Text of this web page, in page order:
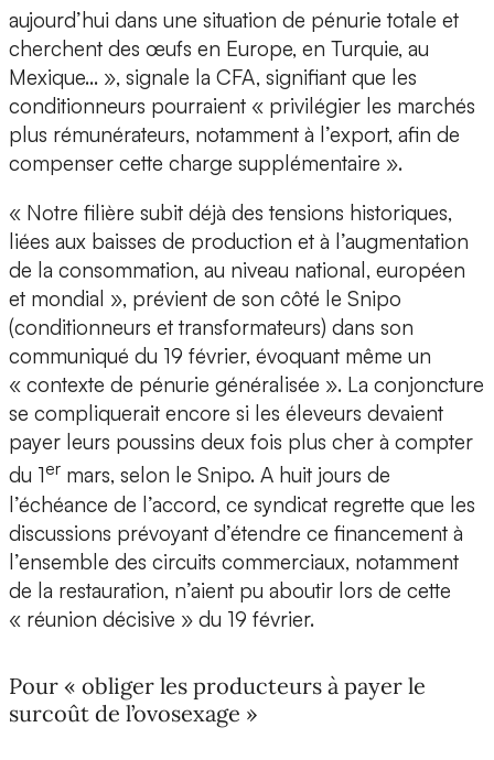
aujourd’hui dans une situation de pénurie totale et
cherchent des œufs en Europe, en Turquie, au
Mexique… », signale la CFA, signifiant que les
conditionneurs pourraient « privilégier les marchés
plus rémunérateurs, notamment à l’export, afin de
compenser cette charge supplémentaire ».
« Notre filière subit déjà des tensions historiques,
liées aux baisses de production et à l’augmentation
de la consommation, au niveau national, européen
et mondial », prévient de son côté le Snipo
(conditionneurs et transformateurs) dans son
communiqué du 19 février, évoquant même un
« contexte de pénurie généralisée ». La conjoncture
se compliquerait encore si les éleveurs devaient
payer leurs poussins deux fois plus cher à compter
du 1er mars, selon le Snipo. A huit jours de
l’échéance de l’accord, ce syndicat regrette que les
discussions prévoyant d’étendre ce financement à
l’ensemble des circuits commerciaux, notamment
de la restauration, n’aient pu aboutir lors de cette
« réunion décisive » du 19 février.
Pour « obliger les producteurs à payer le
surcoût de l’ovosexage »